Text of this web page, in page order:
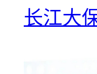
长江大